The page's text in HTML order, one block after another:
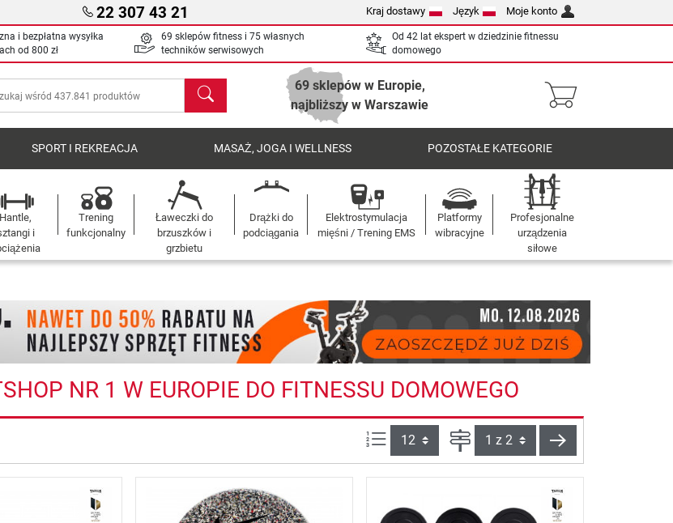
22 307 43 21 Kraj dostawy Język Moje konto
i bezpłatna wysyłka
od 800 zł
69 sklepów fitness i 75 własnych
techników serwisowych
Od 42 lat ekspert w dziedzinie fitnessu
domowego
Szukaj
69 sklepów w Europie,
najbliższy w Warszawie
SPORT I REKREACJA MASAŻ, JOGA I WELLNESS POZOSTAŁE KATEGORIE
Hantle,
i
Trening
funkcjonalny
Ławeczki do
brzuszków i
grzbietu
Drążki do
podciągania
Elektrostymulacja
mięśni / Trening EMS
Platformy
wibracyjne
Profesjonalne
urządzenia
siłowe
NR 1 W EUROPIE DO FITNESSU DOMOWEGO
Ilości produktów na stronie:
Strona Dalej